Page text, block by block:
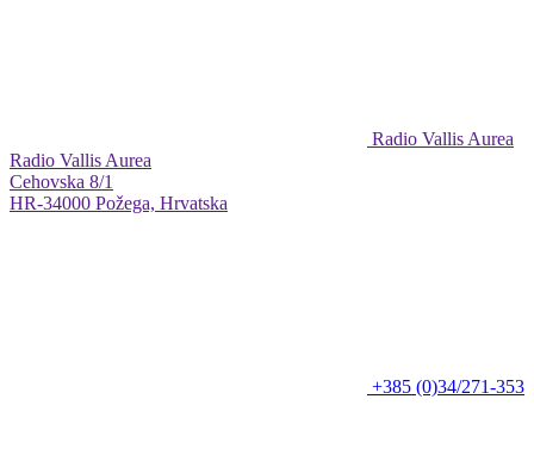
Radio Vallis Aurea
Radio Vallis Aurea
Cehovska 8/1
HR-34000 Požega, Hrvatska
+385 (0)34/271-353